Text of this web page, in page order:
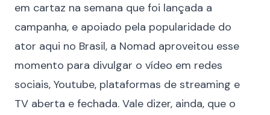
em cartaz na semana que foi lançada a
campanha, e apoiado pela popularidade do
ator aqui no Brasil, a Nomad aproveitou esse
momento para divulgar o vídeo em redes
sociais, Youtube, plataformas de streaming e
TV aberta e fechada. Vale dizer, ainda, que o